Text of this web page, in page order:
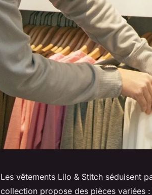
Les vêtements Lilo & Stitch séduisent
collection propose des pièces variées